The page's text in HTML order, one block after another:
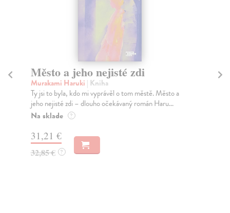
Město a jeho nejisté zdi
Murakami Haruki | Kniha
Ty jsi to byla, kdo mi vyprávěl o tom městě. Město a
jeho nejisté zdi – dlouho očekávaný román Haru...
Na sklade ?
31,21 €
32,85 € ?